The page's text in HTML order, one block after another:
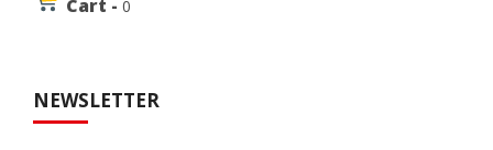
Cart - 0
NEWSLETTER